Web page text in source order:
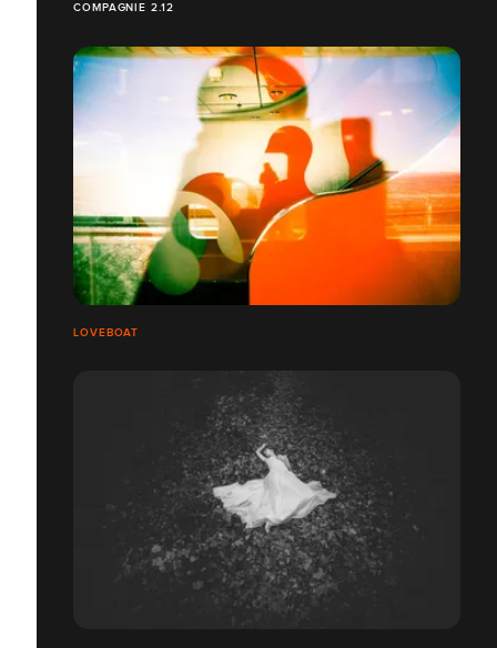
COMPAGNIE 2.12
LOVEBOAT